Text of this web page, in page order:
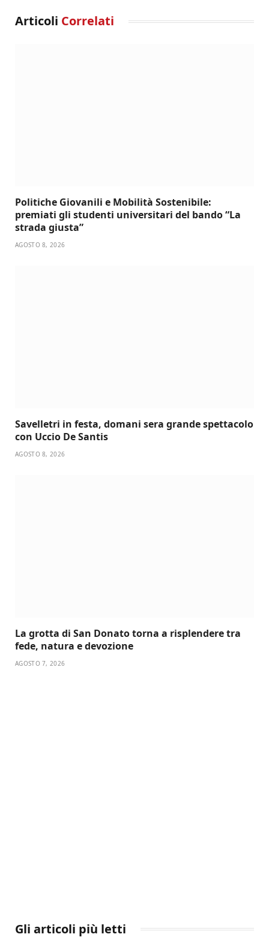
Articoli Correlati
Politiche Giovanili e Mobilità Sostenibile:
premiati gli studenti universitari del bando “La
strada giusta”
AGOSTO 8, 2026
Savelletri in festa, domani sera grande spettacolo
con Uccio De Santis
AGOSTO 8, 2026
La grotta di San Donato torna a risplendere tra
fede, natura e devozione
AGOSTO 7, 2026
Gli articoli più letti